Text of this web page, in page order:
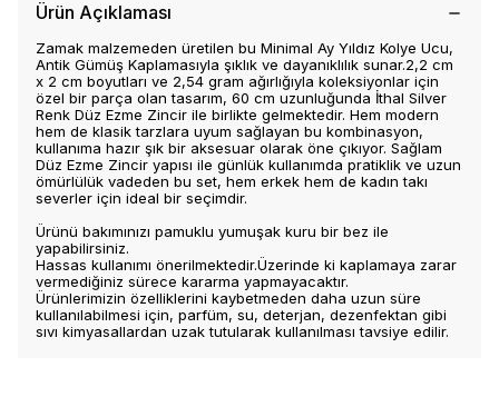
Ürün Açıklaması
Zamak malzemeden üretilen bu Minimal Ay Yıldız Kolye Ucu,
Antik Gümüş Kaplamasıyla şıklık ve dayanıklılık sunar.2,2 cm
x 2 cm boyutları ve 2,54 gram ağırlığıyla koleksiyonlar için
özel bir parça olan tasarım, 60 cm uzunluğunda İthal Silver
Renk Düz Ezme Zincir ile birlikte gelmektedir. Hem modern
hem de klasik tarzlara uyum sağlayan bu kombinasyon,
kullanıma hazır şık bir aksesuar olarak öne çıkıyor. Sağlam
Düz Ezme Zincir yapısı ile günlük kullanımda pratiklik ve uzun
ömürlülük vadeden bu set, hem erkek hem de kadın takı
severler için ideal bir seçimdir.
Ürünü bakımınızı pamuklu yumuşak kuru bir bez ile
yapabilirsiniz.
Hassas kullanımı önerilmektedir.Üzerinde ki kaplamaya zarar
vermediğiniz sürece kararma yapmayacaktır.
Ürünlerimizin özelliklerini kaybetmeden daha uzun süre
kullanılabilmesi için, parfüm, su, deterjan, dezenfektan gibi
sıvı kimyasallardan uzak tutularak kullanılması tavsiye edilir.